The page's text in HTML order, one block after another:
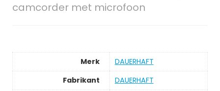
camcorder met microfoon
Merk
‎DAUERHAFT
Fabrikant
‎DAUERHAFT